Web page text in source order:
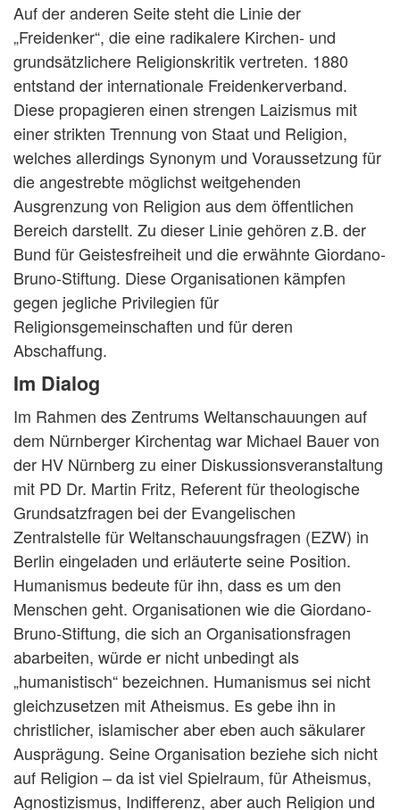
Auf der anderen Seite steht die Linie der
„Freidenker“, die eine radikalere Kirchen- und
grundsätzlichere Religionskritik vertreten. 1880
entstand der internationale Freidenkerverband.
Diese propagieren einen strengen Laizismus mit
einer strikten Trennung von Staat und Religion,
welches allerdings Synonym und Voraussetzung für
die angestrebte möglichst weitgehenden
Ausgrenzung von Religion aus dem öffentlichen
Bereich darstellt. Zu dieser Linie gehören z.B. der
Bund für Geistesfreiheit und die erwähnte Giordano-
Bruno-Stiftung. Diese Organisationen kämpfen
gegen jegliche Privilegien für
Religionsgemeinschaften und für deren
Abschaffung.
Im Dialog
Im Rahmen des Zentrums Weltanschauungen auf
dem Nürnberger Kirchentag war Michael Bauer von
der HV Nürnberg zu einer Diskussionsveranstaltung
mit PD Dr. Martin Fritz, Referent für theologische
Grundsatzfragen bei der Evangelischen
Zentralstelle für Weltanschauungsfragen (EZW) in
Berlin eingeladen und erläuterte seine Position.
Humanismus bedeute für ihn, dass es um den
Menschen geht. Organisationen wie die Giordano-
Bruno-Stiftung, die sich an Organisationsfragen
abarbeiten, würde er nicht unbedingt als
„humanistisch“ bezeichnen. Humanismus sei nicht
gleichzusetzen mit Atheismus. Es gebe ihn in
christlicher, islamischer aber eben auch säkularer
Ausprägung. Seine Organisation beziehe sich nicht
auf Religion – da ist viel Spielraum, für Atheismus,
Agnostizismus, Indifferenz, aber auch Religion und